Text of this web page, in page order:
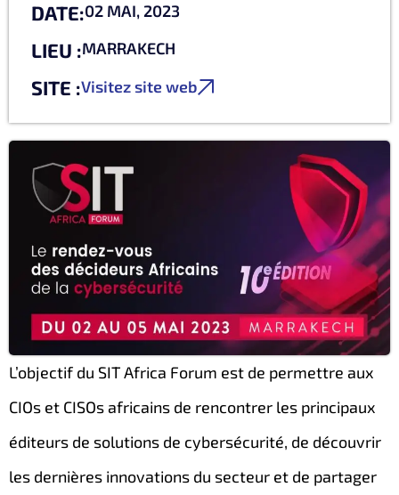
DATE:02 MAI, 2023
LIEU :MARRAKECH
SITE :Visitez site web
L’objectif du SIT Africa Forum est de permettre aux
CIOs et CISOs africains de rencontrer les principaux
éditeurs de solutions de cybersécurité, de découvrir
les dernières innovations du secteur et de partager